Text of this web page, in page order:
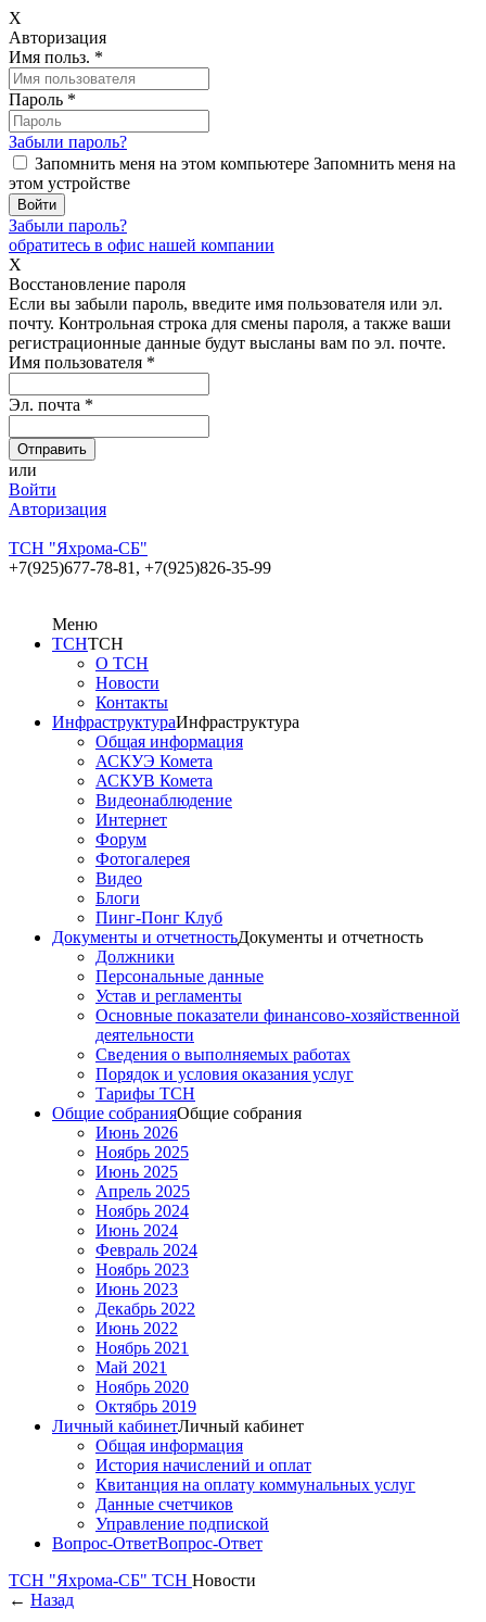
X
Авторизация
Имя польз. *
Пароль *
Забыли пароль?
Запомнить меня на этом компьютере Запомнить меня на
этом устройстве
Забыли пароль?
обратитесь в офис нашей компании
X
Восстановление пароля
Если вы забыли пароль, введите имя пользователя или эл.
почту. Контрольная строка для смены пароля, а также ваши
регистрационные данные будут высланы вам по эл. почте.
Имя пользователя *
Эл. почта *
или
Войти
Авторизация
ТСН "Яхрома-СБ"
+7(925)677-78-81, +7(925)826-35-99
Меню
ТСНТСН
О ТСН
Новости
Контакты
ИнфраструктураИнфраструктура
Общая информация
АСКУЭ Комета
АСКУВ Комета
Видеонаблюдение
Интернет
Форум
Фотогалерея
Видео
Блоги
Пинг-Понг Клуб
Документы и отчетностьДокументы и отчетность
Должники
Персональные данные
Устав и регламенты
Основные показатели финансово-хозяйственной
деятельности
Сведения о выполняемых работах
Порядок и условия оказания услуг
Тарифы ТСН
Общие собранияОбщие собрания
Июнь 2026
Ноябрь 2025
Июнь 2025
Апрель 2025
Ноябрь 2024
Июнь 2024
Февраль 2024
Ноябрь 2023
Июнь 2023
Декабрь 2022
Июнь 2022
Ноябрь 2021
Май 2021
Ноябрь 2020
Октябрь 2019
Личный кабинетЛичный кабинет
Общая информация
История начислений и оплат
Квитанция на оплату коммунальных услуг
Данные счетчиков
Управление подпиской
Вопрос-ОтветВопрос-Ответ
ТСН "Яхрома-СБ" ТСН Новости
← Назад